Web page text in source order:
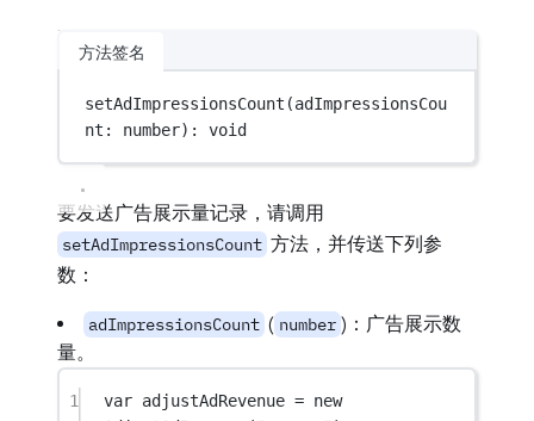
方法签名
setAdImpressionsCount (adImpressionsCou
nt: number): void
要发送广告展示量记录，请调用
setAdImpressionsCount 方法，并传送下列参
数：
adImpressionsCount ( number )：广告展示数
量。
1 var adjustAdRevenue = new